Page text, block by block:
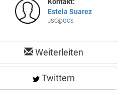
Estela Suarez
JSC@GCS
Weiterleiten
Twittern